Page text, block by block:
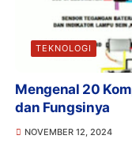
TEKNOLOGI
Mengenal 20
dan Fungsinya
NOVEMBER 12, 2024